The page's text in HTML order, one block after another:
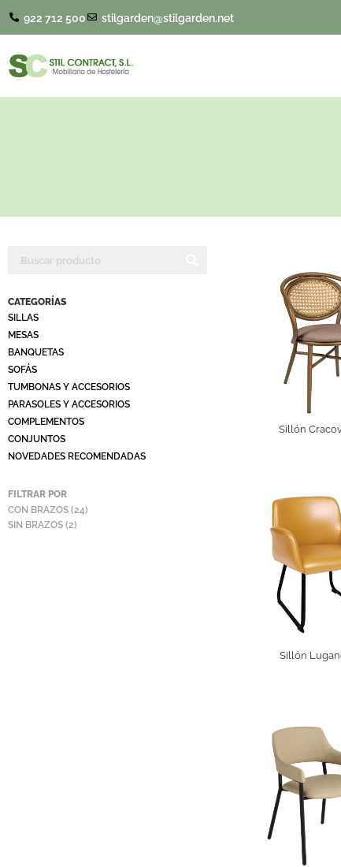
922 712 500 stilgarden@stilgarden.net
CATEGORÍAS
SILLAS
MESAS
BANQUETAS
SOFÁS
TUMBONAS Y ACCESORIOS
PARASOLES Y ACCESORIOS
COMPLEMENTOS
CONJUNTOS
NOVEDADES RECOMENDADAS
FILTRAR POR
CON BRAZOS (24)
SIN BRAZOS (2)
Sillón
Sillón